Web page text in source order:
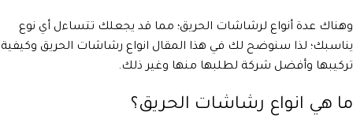
وهناك عدة أنواع لرشاشات الحريق؛ مما قد يجعلك تتساءل أي نوع
يناسبك؛ لذا سنوضح لك في هذا المقال انواع رشاشات الحريق وكيفية
تركيبها وأفضل شركة لطلبها منها وغير ذلك.
ما هي انواع رشاشات الحريق؟